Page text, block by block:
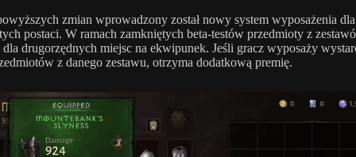
zmian wprowadzony został nowy system wyposażenia dla
postaci. W ramach zamkniętych beta-testów przedmioty z
dla drugorzędnych miejsc na ekwipunek. Jeśli gracz wyposaży
z danego zestawu, otrzyma dodatkową premię.